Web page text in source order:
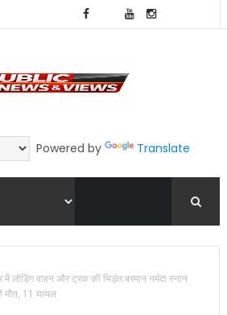
Powered by Translate
में लोडिंग वाहन और ट्रक की भिड़ंत:​​​​​​​बरमान नर्मदा स्नान
मौत, 11 घायल